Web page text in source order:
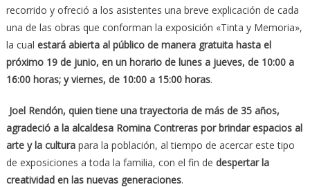
recorrido y ofreció a los asistentes una breve explicación de cada
una de las obras que conforman la exposición «Tinta y Memoria»,
la cual estará abierta al público de manera gratuita hasta el
próximo 19 de junio, en un horario de lunes a jueves, de 10:00 a
16:00 horas; y viernes, de 10:00 a 15:00 horas.
Joel Rendón, quien tiene una trayectoria de más de 35 años,
agradeció a la alcaldesa Romina Contreras por brindar espacios al
arte y la culturapara la población, al tiempo de acercar este tipo
de exposiciones a toda la familia, con el fin de despertar la
creatividad en las nuevas generaciones.